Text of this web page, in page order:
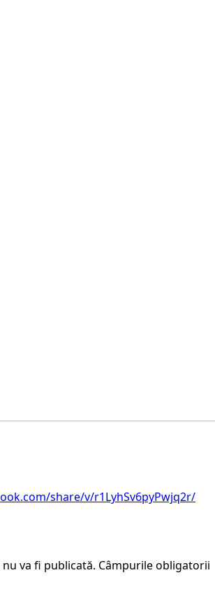
share/v/r1LyhSv6pyPwjq2r/
va fi publicată. Câmpurile obligatorii